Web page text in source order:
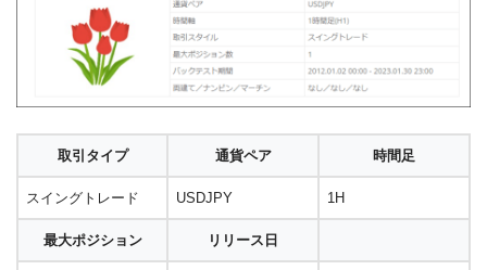
取引タイプ 通貨ペア 時間足
スイングトレード USDJPY 1H
最大ポジション リリース日